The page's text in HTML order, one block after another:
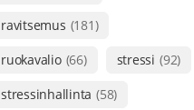
ravitsemus (181)
ruokavalio (66) stressi (92)
stressinhallinta (58)